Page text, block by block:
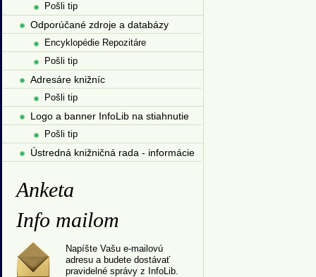
Pošli tip
Odporúčané zdroje a databázy
Encyklopédie Repozitáre
Pošli tip
Adresáre knižníc
Pošli tip
Logo a banner InfoLib na stiahnutie
Pošli tip
Ústredná knižničná rada - informácie
Anketa
Info mailom
Napíšte Vašu e-mailovú
adresu a budete dostávať
pravidelné správy z InfoLib.